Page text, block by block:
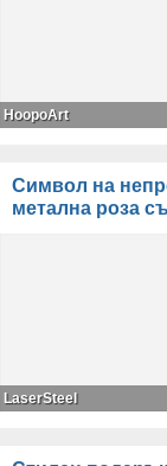
HoopoArt
Символ на
метална роза
LaserSteel